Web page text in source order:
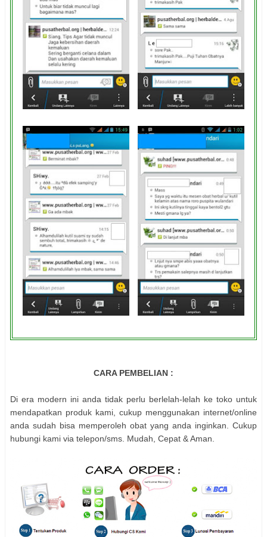
CARA PEMBELIAN :
Di era modern ini anda tidak perlu berlelah-lelah ke toko untuk
mendapatkan produk kami, cukup menggunakan internet/online
anda sudah bisa memperoleh obat yang anda inginkan. Cukup
hubungi kami via telepon/sms. Mudah, Cepat & Aman.